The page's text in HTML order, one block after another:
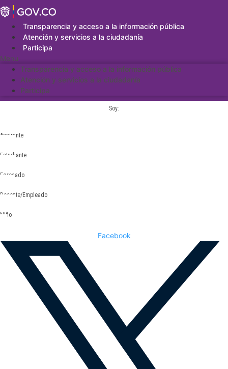
Saltar
al
contenidoTransparencia y acceso a la información pública
Atención y servicios a la ciudadanía
Participa
Menu
Transparencia y acceso a la información pública
Atención y servicios a la ciudadanía
Participa
Soy:
Aspirante
Estudiante
Egresado
Docente/Empleado
Niño
Facebook